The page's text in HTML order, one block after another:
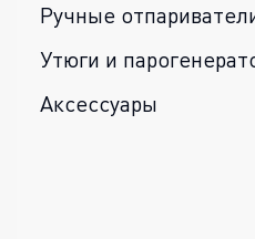
Ручные
Утюги и
Аксессуары